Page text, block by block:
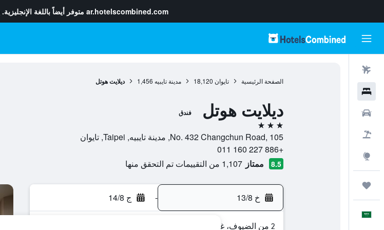
ar.hotelscombined.com متوفر أيضاً باللغة الإنجليزية.
الصفحة الرئيسية تايوان 18,120 مدينة تايبيه 1,456 ديلايت هوتل
ديلايت هوتل فندق
3 نجوم
No. 432 Changchun Road, 105, مدينة تايبيه, Taipei, تايوان
+886 227 160 011
8.5 ممتاز 1,107 من التقييمات تم التحقق منها
خ 13/8 - ج 14/8
2 من الضيوف، غرفة واحدة